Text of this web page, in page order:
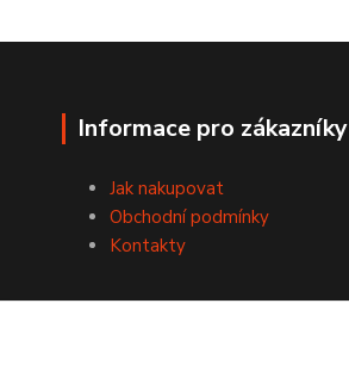
Informace pro zákazníky
Jak nakupovat
Obchodní podmínky
Kontakty